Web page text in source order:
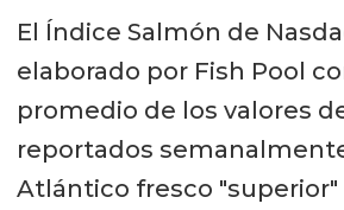
El Índice Salmón de
elaborado por Fish Pool
promedio de los valores
reportados
Atlántico fresco "superior"